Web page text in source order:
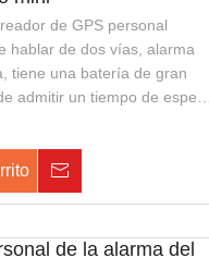
de GPS personal
hablar de dos vías, alarma
tiene una batería de gran
admitir un tiempo de espera
de seguridad o policía
de la alarma del